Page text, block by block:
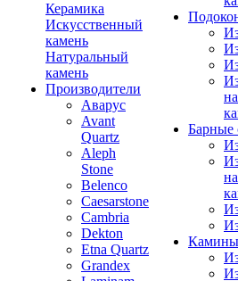
Керамика
Искусственный
камень
Натуральный
камень
Производители
Аварус
Avant
Quartz
Aleph
Stone
Belenco
Caesarstone
Cambria
Dekton
Etna Quartz
Grandex
Барные
Камины